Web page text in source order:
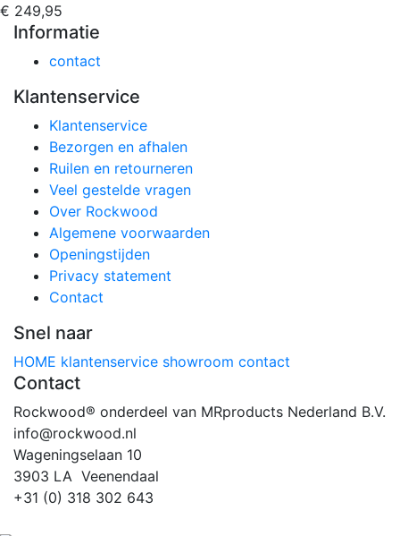
€ 249,95
Informatie
contact
Klantenservice
Klantenservice
Bezorgen en afhalen
Ruilen en retourneren
Veel gestelde vragen
Over Rockwood
Algemene voorwaarden
Openingstijden
Privacy statement
Contact
Snel naar
HOME klantenservice showroom contact
Contact
Rockwood® onderdeel van MRproducts Nederland B.V.
info@rockwood.nl
Wageningselaan 10
3903 LA Veenendaal
+31 (0) 318 302 643